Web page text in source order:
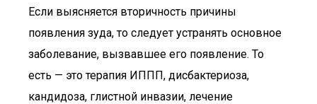
Если выясняется вторичность причины
появления зуда, то следует устранять основное
заболевание, вызвавшее его появление. То
есть — это терапия ИППП, дисбактериоза,
кандидоза, глистной инвазии, лечение